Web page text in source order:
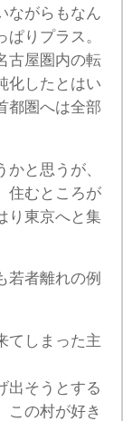
ながらもなん
りプラス。
古屋圏内の転
化したとはい
都圏へは全部
と思うが、
住むところが
り東京へと集
若者離れの例
てしまった主
出そうとする
この村が好き